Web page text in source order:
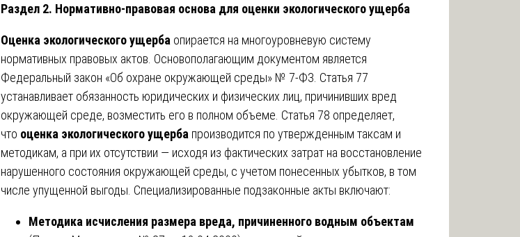
Раздел 2. Нормативно-правовая основа для оценки экологического ущерба
Оценка экологического ущерба опирается на многоуровневую систему
нормативных правовых актов. Основополагающим документом является
Федеральный закон «Об охране окружающей среды» № 7-ФЗ. Статья 77
устанавливает обязанность юридических и физических лиц, причинивших вред
окружающей среде, возместить его в полном объеме. Статья 78 определяет,
что оценка экологического ущерба производится по утвержденным таксам и
методикам, а при их отсутствии — исходя из фактических затрат на восстановление
нарушенного состояния окружающей среды, с учетом понесенных убытков, в том
числе упущенной выгоды. Специализированные подзаконные акты включают:
Методика исчисления размера вреда, причиненного водным объектам